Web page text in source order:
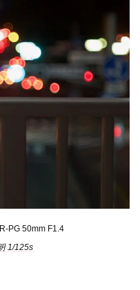
PG 50mm F1.4
1/125s